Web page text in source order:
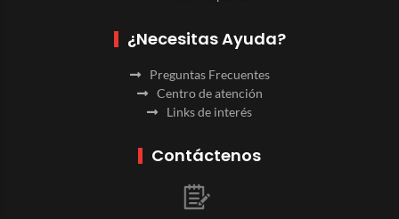
¿Necesitas Ayuda?
Preguntas Frecuentes
Centro de atención
Links de interés
Contáctenos